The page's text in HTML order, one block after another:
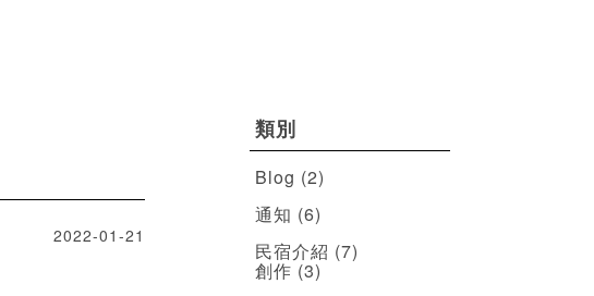
2022-01-21
類別
Blog (2)
通知 (6)
民宿介紹 (7)
創作 (3)